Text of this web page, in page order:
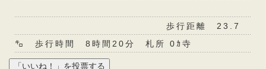
歩行距離 23.7
㌔ 歩行時間 8時間20分 札所 0ｶ寺